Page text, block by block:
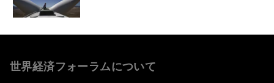
世界経済フォーラムについて